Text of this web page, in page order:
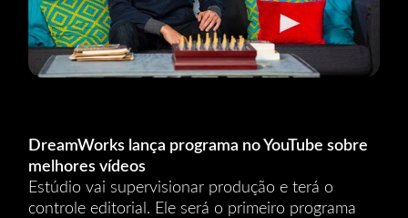
DreamWorks lança programa no YouTube sobre
melhores vídeos
Estúdio vai supervisionar produção e terá o
controle editorial. Ele será o primeiro programa